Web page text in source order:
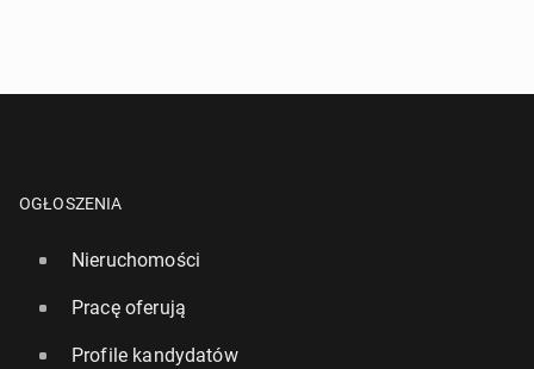
OGŁOSZENIA
Nieruchomości
Pracę oferują
Profile kandydatów